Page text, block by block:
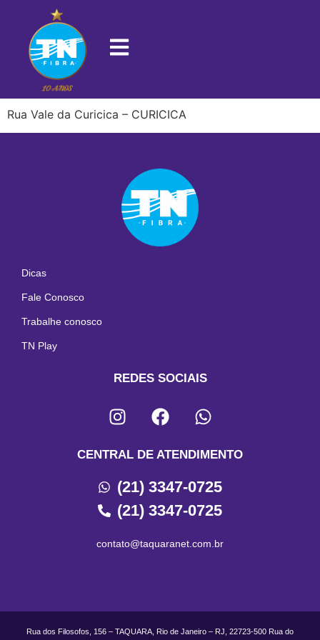
22780-660
Rua Vale da Curicica – CURICICA
Dicas
Fale Conosco
Trabalhe conosco
TN Play
REDES SOCIAIS
CENTRAL DE ATENDIMENTO
(21) 3347-0725
(21) 3347-0725
contato@taquaranet.com.br
Rua dos Filosofos, 156 – TAQUARA, Rio de Janeiro – RJ, 22723-500 Rua do